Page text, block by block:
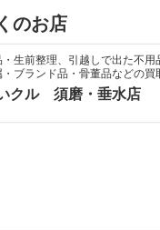
のお店
・生前整理、引越しで出た不用
・ブランド品・骨董品などの買
クル 須磨・垂水店